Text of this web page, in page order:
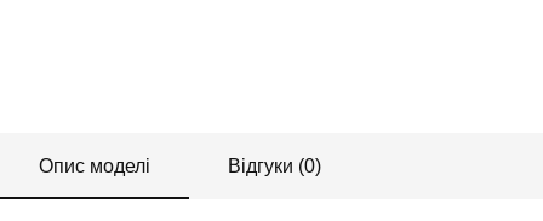
Опис моделі Відгуки (0)